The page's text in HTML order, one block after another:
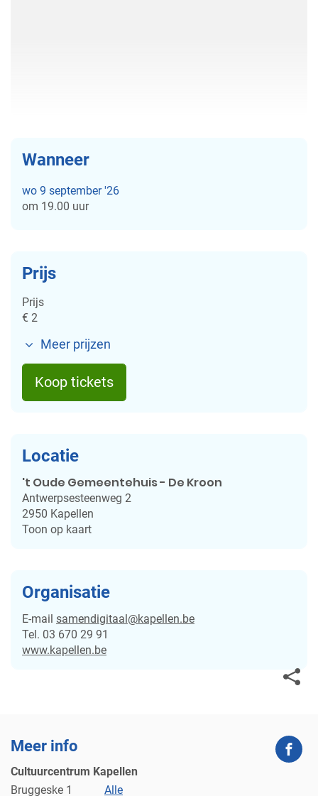
Wanneer
wo 9 september '26
om 19.00 uur
Prijs
Prijs
€ 2
Meer prijzen
Koop tickets
Locatie
't Oude Gemeentehuis - De Kroon
Antwerpsesteenweg 2
2950 Kapellen
Toon op kaart
Organisatie
E-
mail
samendigitaal@kapellen.be
Tel. 03 670 29 91
Website
www.kapellen.be
Meer info
Cultuurcentrum Kapellen
Adres
Bruggeske 1 Alle
deze